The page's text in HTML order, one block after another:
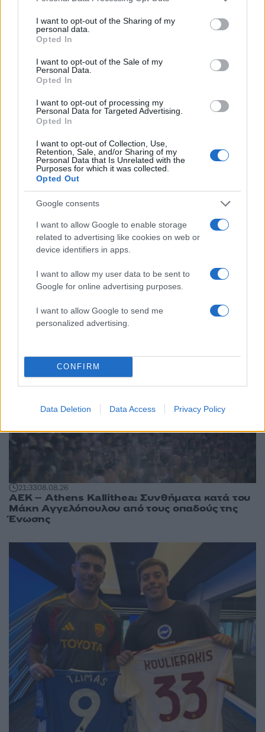
not limited to your visit or usage behaviour. You may click to
grant or deny consent to Google and its third-party tags to
use your data for below specified purposes in below Google
consent section.
I want to opt-out of the Sharing of my
personal data.
Opted In
I want to opt-out of the Sale of my
Personal Data.
Opted In
I want to opt-out of processing my
Personal Data for Targeted Advertising.
Opted In
I want to opt-out of Collection, Use,
Retention, Sale, and/or Sharing of my
Personal Data that Is Unrelated with the
Purposes for which it was collected.
Opted Out
Google consents
I want to allow Google to enable storage
related to advertising like cookies on web or
device identifiers in apps.
I want to allow my user data to be sent to
Google for online advertising purposes.
I want to allow Google to send me
personalized advertising.
CONFIRM
Data Deletion Data Access Privacy Policy
100.000 άτομα»
Βγήκαν ξανά τα μαχαίρια στην Ελπίδα
Γρατσία και Γαλανός μετέτρεψαν το
κίνημα σε φοβικό αρχηγικό κόμμα»
θεωρηθούν δωρεές και να επιβληθεί
φόρος – Τι ισχυεί για τις γονικές παροχές
Aναστέλλονται τα τακτικά ραντεβού του
αγγειοχειρουργού του νοσοκομείου
Χανίων επειδή κλάπηκε το μηχανάκι του
γιατρού
61 Σούπερ μάρκετ: Νέες μειώσεις τιμών –
916 προϊόντα στην εθνική πρωτοβουλία,
ανάμεσά τους 130 σχολικά
Αθλητικά:
21:3308.08.26
ΑΕΚ – Athens Kallithea: Συνθήματα κατά του
Μάκη Αγγελόπουλου από τους οπαδούς της
Ένωσης